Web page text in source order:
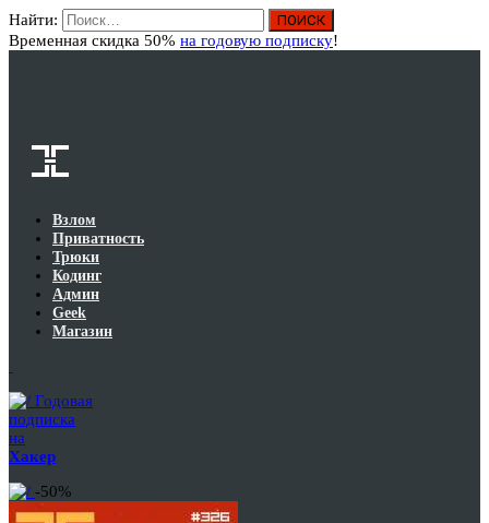
Найти:
Временная скидка 50% на годовую подписку!
Взлом
Приватность
Трюки
Кодинг
Админ
Geek
Магазин
Годовая
подписка
на
Хакер
-50%